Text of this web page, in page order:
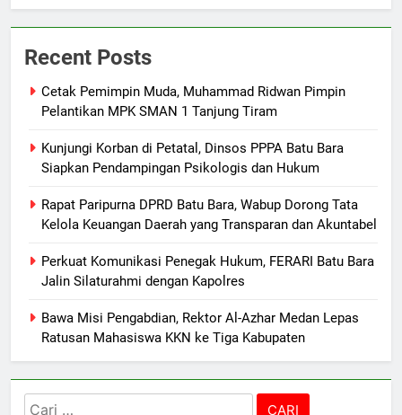
Recent Posts
Cetak Pemimpin Muda, Muhammad Ridwan Pimpin
Pelantikan MPK SMAN 1 Tanjung Tiram
Kunjungi Korban di Petatal, Dinsos PPPA Batu Bara
Siapkan Pendampingan Psikologis dan Hukum
Rapat Paripurna DPRD Batu Bara, Wabup Dorong Tata
Kelola Keuangan Daerah yang Transparan dan Akuntabel
Perkuat Komunikasi Penegak Hukum, FERARI Batu Bara
Jalin Silaturahmi dengan Kapolres
Bawa Misi Pengabdian, Rektor Al-Azhar Medan Lepas
Ratusan Mahasiswa KKN ke Tiga Kabupaten
Cari